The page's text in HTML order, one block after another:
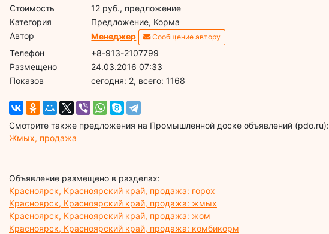
Стоимость
12 руб., предложение
Категория
Предложение, Корма
Автор
Менеджер Сообщение автору
Телефон
+8-913-2107799
Размещено
24.03.2016 07:33
Показов
cегодня: 2, всего: 1168
Смотрите также предложения на Промышленной доске объявлений (pdo.ru):
Жмых, продажа
Объявление размещено в разделах:
Красноярск, Красноярский край, продажа: горох
Красноярск, Красноярский край, продажа: жмых
Красноярск, Красноярский край, продажа: жом
Красноярск, Красноярский край, продажа: комбикорм